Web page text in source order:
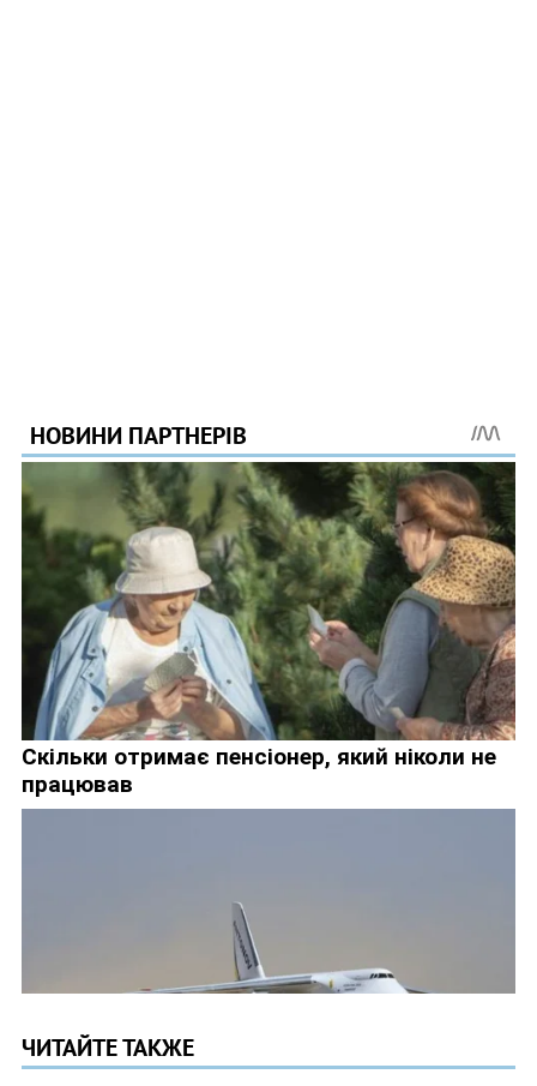
ЧИТАЙТЕ ТАКЖЕ